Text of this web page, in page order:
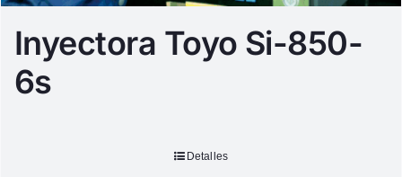
Inyectora Toyo Si-850-
6s
Detalles